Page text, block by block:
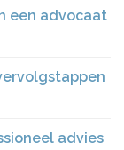
een advocaat
advies